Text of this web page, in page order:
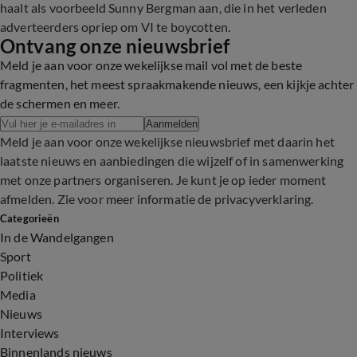
haalt als voorbeeld Sunny Bergman aan, die in het verleden
adverteerders opriep om VI te boycotten.
Ontvang onze nieuwsbrief
Meld je aan voor onze wekelijkse mail vol met de beste
fragmenten, het meest spraakmakende nieuws, een kijkje achter
de schermen en meer.
Aanmelden
Meld je aan voor onze wekelijkse nieuwsbrief met daarin het
laatste nieuws en aanbiedingen die wijzelf of in samenwerking
met onze partners organiseren. Je kunt je op ieder moment
afmelden. Zie voor meer informatie de privacyverklaring.
Categorieën
In de Wandelgangen
Sport
Politiek
Media
Nieuws
Interviews
Binnenlands nieuws